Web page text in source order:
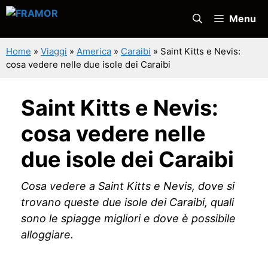
Vai
contenuto
Menu
Home » Viaggi » America » Caraibi » Saint Kitts e Nevis:
cosa vedere nelle due isole dei Caraibi
Saint Kitts e Nevis:
cosa vedere nelle
due isole dei Caraibi
Cosa vedere a Saint Kitts e Nevis, dove si
trovano queste due isole dei Caraibi, quali
sono le spiagge migliori e dove è possibile
alloggiare.